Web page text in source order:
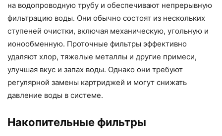
на водопроводную трубу и обеспечивают непрерывную
фильтрацию воды. Они обычно состоят из нескольких
ступеней очистки, включая механическую, угольную и
ионообменную. Проточные фильтры эффективно
удаляют хлор, тяжелые металлы и другие примеси,
улучшая вкус и запах воды. Однако они требуют
регулярной замены картриджей и могут снижать
давление воды в системе.
Накопительные фильтры